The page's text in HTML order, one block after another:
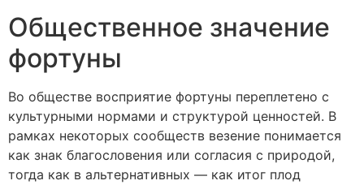
Общественное значение
фортуны
Во обществе восприятие фортуны переплетено с
культурными нормами и структурой ценностей. В
рамках некоторых сообществ везение понимается
как знак благословения или согласия с природой,
тогда как в альтернативных — как итог плод